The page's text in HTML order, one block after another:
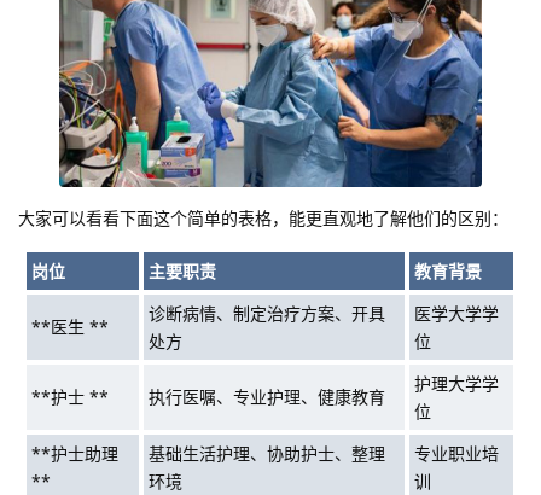
大家可以看看下面这个简单的表格，能更直观地了解他们的区别：
岗位 主要职责 教育背景
**医生 **
诊断病情、制定治疗方案、开具
处方
医学大学学
位
**护士 ** 执行医嘱、专业护理、健康教育
护理大学学
位
**护士助理
**
基础生活护理、协助护士、整理
环境
专业职业培
训